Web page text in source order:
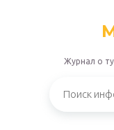
Журнал о